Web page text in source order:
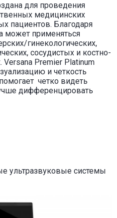
для проведения
медицинских
пациентов. Благодаря
может применяться
гинекологических,
сосудистых и костно-
Premier Platinum
и четкость
четко видеть
дифференцировать
ультразвуковые системы